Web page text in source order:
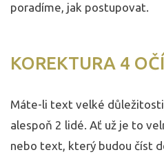
poradíme, jak postupovat.
KOREKTURA 4 OČÍ
Máte-li text velké
alespoň 2 lidé. Ať už je to
nebo text, který budou číst